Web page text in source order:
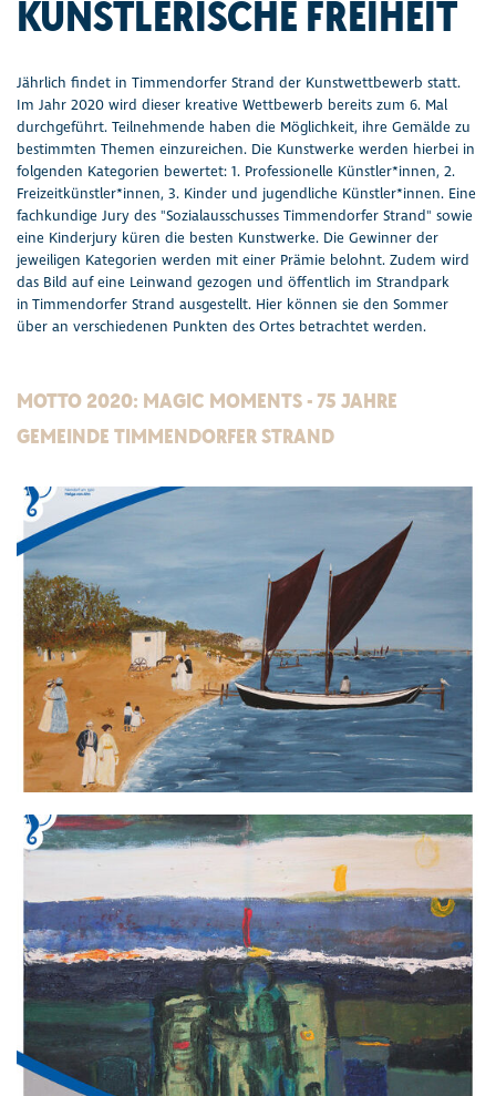
Seepferdchen Shop
Veranstaltungen
Touren und Erlebnisse
Familienurlaub
Urlaub mit Hund
Strand
Webcams & Wetter
#StrandMomente
Business
Schifffahrten
Sport & Freizeit
Natur
Kunst & Kultur
OstseeTalent goes music
Wellness & Gesundheit
KÜNSTLERISCHE FREIHEIT
Jährlich findet in Timmendorfer Strand der Kunstwettbewerb statt.
Im Jahr 2020 wird dieser kreative Wettbewerb bereits zum 6. Mal
durchgeführt. Teilnehmende haben die Möglichkeit, ihre Gemälde zu
bestimmten Themen einzureichen. Die Kunstwerke werden hierbei in
folgenden Kategorien bewertet: 1. Professionelle Künstler*innen, 2.
Freizeitkünstler*innen, 3. Kinder und jugendliche Künstler*innen. Eine
fachkundige Jury des "Sozialausschusses Timmendorfer Strand" sowie
eine Kinderjury küren die besten Kunstwerke. Die Gewinner der
jeweiligen Kategorien werden mit einer Prämie belohnt. Zudem wird
das Bild auf eine Leinwand gezogen und öffentlich im Strandpark
in Timmendorfer Strand ausgestellt. Hier können sie den Sommer
über an verschiedenen Punkten des Ortes betrachtet werden.
MOTTO 2020: MAGIC MOMENTS - 75 JAHRE
GEMEINDE TIMMENDORFER STRAND